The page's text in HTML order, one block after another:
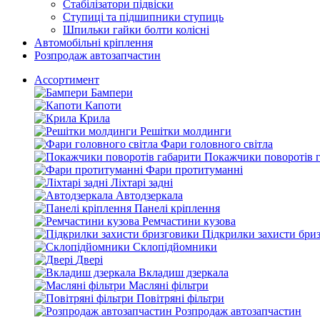
Стабілізатори підвіски
Ступиці та підшипники ступиць
Шпильки гайки болти колісні
Автомобільні кріплення
Розпродаж автозапчастин
Ассортимент
Бампери
Капоти
Крила
Решітки молдинги
Фари головного світла
Покажчики поворотів
Фари протитуманні
Ліхтарі задні
Автодзеркала
Панелі кріплення
Ремчастини кузова
Підкрилки захисти
Склопідйомники
Двері
Вкладиш дзеркала
Масляні фільтри
Повітряні фільтри
Розпродаж автозапчастин